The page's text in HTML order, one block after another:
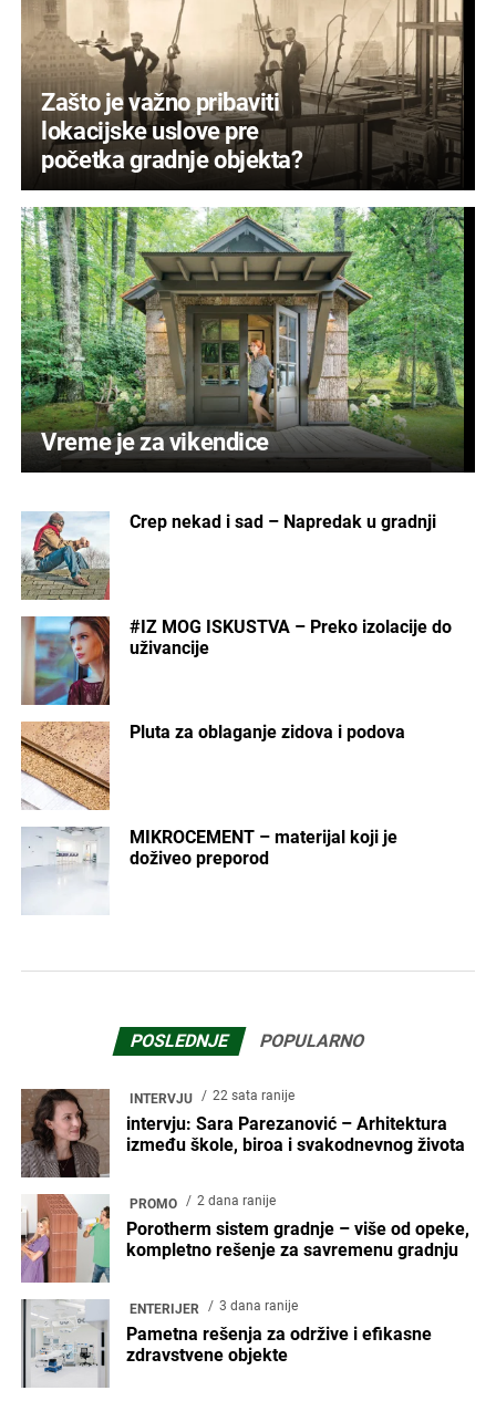
Zašto je važno pribaviti
lokacijske uslove pre
početka gradnje objekta?
Vreme je za vikendice
Crep nekad i sad – Napredak u gradnji
#IZ MOG ISKUSTVA – Preko izolacije do
uživancije
Pluta za oblaganje zidova i podova
MIKROCEMENT – materijal koji je
doživeo preporod
POSLEDNJE POPULARNO
INTERVJU 22 sata ranije
intervju: Sara Parezanović – Arhitektura
između škole, biroa i svakodnevnog života
PROMO 2 dana ranije
Porotherm sistem gradnje – više od opeke,
kompletno rešenje za savremenu gradnju
ENTERIJER 3 dana ranije
Pametna rešenja za održive i efikasne
zdravstvene objekte